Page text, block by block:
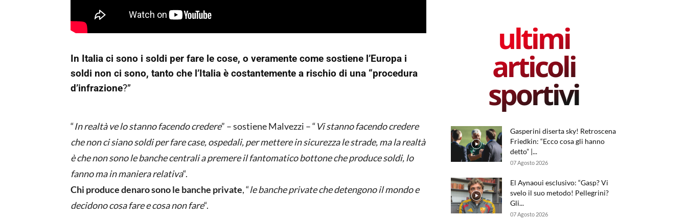
In Italia ci sono i soldi per fare le cose, o veramente come sostiene l’Europa i
soldi non ci sono, tanto che l’Italia è costantemente a rischio di una “procedura
d’infrazione?”
“In realtà ve lo stanno facendo credere” – sostiene Malvezzi – “Vi stanno facendo credere
che non ci siano soldi per fare case, ospedali, per mettere in sicurezza le strade, ma la realtà
è che non sono le banche centrali a premere il fantomatico bottone che produce soldi, lo
fanno ma in maniera relativa“.
Chi produce denaro sono le banche private, “le banche private che detengono il mondo e
decidono cosa fare e cosa non fare“.
ultimi
articoli
sportivi
Gasperini diserta sky! Retroscena
Friedkin: “Ecco cosa gli hanno
detto” |...
07 Agosto 2026
El Aynaoui esclusivo: “Gasp? Vi
svelo il suo metodo! Pellegrini?
Gli...
07 Agosto 2026